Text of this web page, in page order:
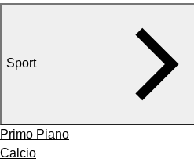
Sport
Primo Piano
Calcio